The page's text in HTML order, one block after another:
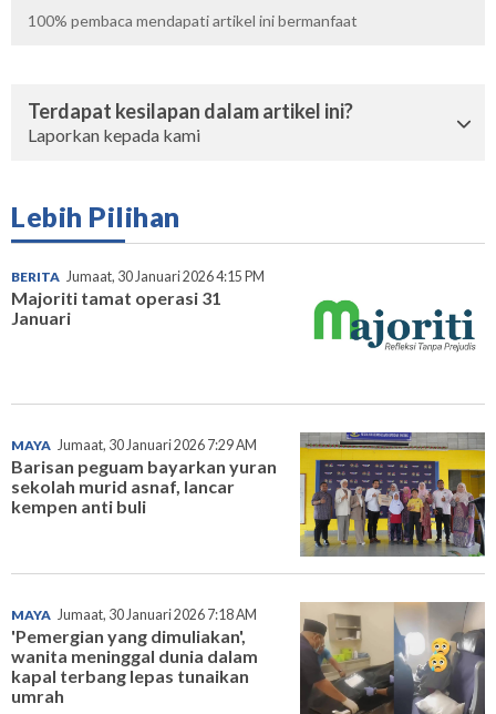
100% pembaca mendapati artikel ini bermanfaat
Terdapat kesilapan dalam artikel ini?
Laporkan kepada kami
Lebih Pilihan
BERITA Jumaat, 30 Januari 2026 4:15 PM
Majoriti tamat operasi 31
Januari
MAYA Jumaat, 30 Januari 2026 7:29 AM
Barisan peguam bayarkan yuran
sekolah murid asnaf, lancar
kempen anti buli
MAYA Jumaat, 30 Januari 2026 7:18 AM
'Pemergian yang dimuliakan',
wanita meninggal dunia dalam
kapal terbang lepas tunaikan
umrah